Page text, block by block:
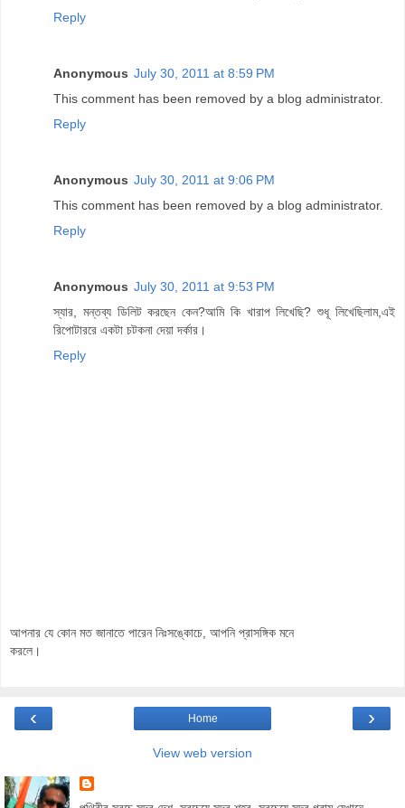
Reply
Anonymous July 30, 2011 at 8:59 PM
This comment has been removed by a blog administrator.
Reply
Anonymous July 30, 2011 at 9:06 PM
This comment has been removed by a blog administrator.
Reply
Anonymous July 30, 2011 at 9:53 PM
স্যার, মন্তব্য ডিলিট করছেন কেন?আমি কি খারাপ লিখেছি? শুধূ লিখেছিলাম,এই
রিপোটাররে একটা চটকনা দেয়া দর্কার।
Reply
আপনার যে কোন মত জানাতে পারেন নিঃসঙ্কোচে, আপনি প্রাসঙ্গিক মনে
করলে।
‹ ›
Home
View web version